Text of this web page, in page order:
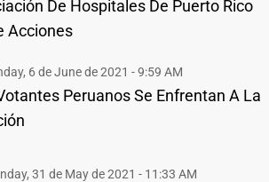
De Hospitales De Puerto Rico
Acciones
6 de June de 2021 - 9:59 AM
Peruanos Se Enfrentan A La
31 de May de 2021 - 11:33 AM